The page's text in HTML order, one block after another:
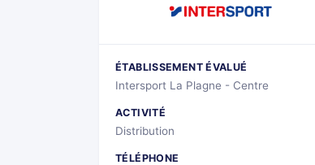
ÉTABLISSEMENT ÉVALUÉ
Intersport La Plagne - Centre
ACTIVITÉ
Distribution
TÉLÉPHONE